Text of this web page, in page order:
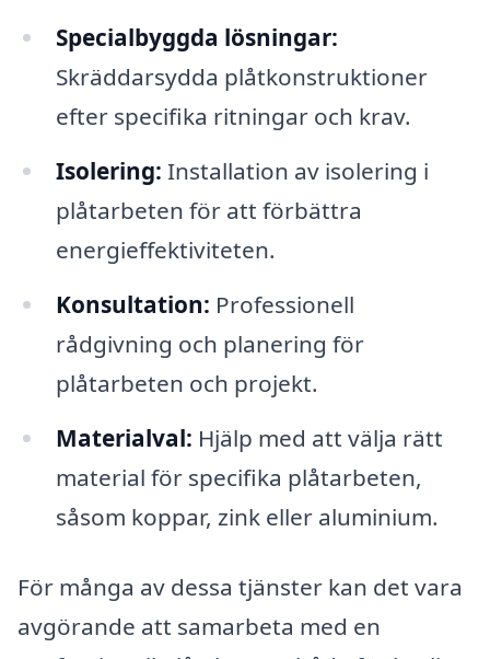
Specialbyggda lösningar:
Skräddarsydda plåtkonstruktioner
efter specifika ritningar och krav.
Isolering: Installation av isolering i
plåtarbeten för att förbättra
energieffektiviteten.
Konsultation: Professionell
rådgivning och planering för
plåtarbeten och projekt.
Materialval: Hjälp med att välja rätt
material för specifika plåtarbeten,
såsom koppar, zink eller aluminium.
För många av dessa tjänster kan det vara
avgörande att samarbeta med en